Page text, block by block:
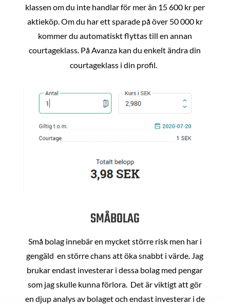
klassen om du inte handlar för mer än 15 600 kr per
aktieköp. Om du har ett sparade på över 50 000 kr
kommer du automatiskt flyttas till en annan
courtageklass. På Avanza kan du enkelt ändra din
courtageklass i din profil.
SMÅBOLAG
Små bolag innebär en mycket större risk men har i
gengäld en större chans att öka snabbt i värde. Jag
brukar endast investerar i dessa bolag med pengar
som jag skulle kunna förlora. Det är viktigt att gör
en djup analys av bolaget och endast investerar i de